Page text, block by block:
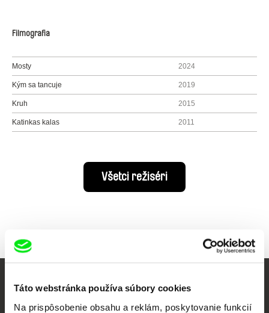
Táto webstránka používa súbory cookies
Na prispôsobenie obsahu a reklám, poskytovanie funkcií
Filmografia
Mosty 2024
Kým sa tancuje 2019
Kruh 2015
Katinkas kalas 2011
Všetci režiséri
Vaše online kino